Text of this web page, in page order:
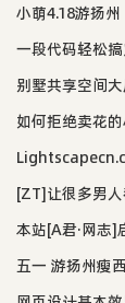
小萌4.18游扬州
一段代码轻松
别墅共享空间
如何拒绝卖花
[ZT]让很多男
本站[A君·网志]
五一 游扬州瘦